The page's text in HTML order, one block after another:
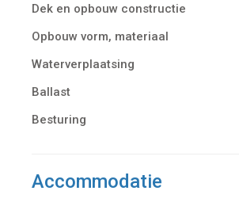
Dek en opbouw constructie
Opbouw vorm, materiaal
Waterverplaatsing
Ballast
Besturing
Accommodatie